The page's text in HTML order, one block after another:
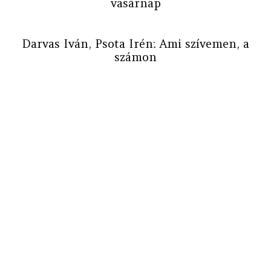
vasárnap
Darvas Iván, Psota Irén: Ami szívemen, a
számon